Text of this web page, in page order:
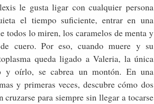
le gusta ligar con cualquier persona
el tiempo suficiente, entrar en una
todos lo miren, los caramelos de menta y
cuero. Por eso, cuando muere y su
queda ligado a Valeria, la única
y oírlo, se cabrea un montón. En una
y primeras veces, descubre cómo dos
cruzarse para siempre sin llegar a tocarse